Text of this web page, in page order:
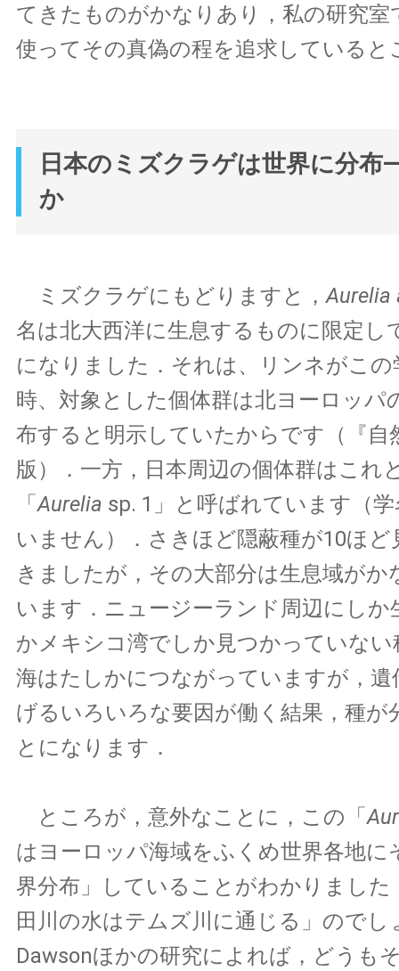
てきたものがかなりあり，私の研究室
使ってその真偽の程を追求していると
日本のミズクラゲは世界に分布
か
ミズクラゲにもどりますと，Aurelia
名は北大西洋に生息するものに限定し
になりました．それは、リンネがこの
時、対象とした個体群は北ヨーロッパ
布すると明示していたからです（『自
版）．一方，日本周辺の個体群はこれ
「Aurelia sp. 1」と呼ばれています（
いません）．さきほど隠蔽種が10ほ
きましたが，その大部分は生息域がか
います．ニュージーランド周辺にしか
かメキシコ湾でしか見つかっていな
海はたしかにつながっていますが，遺
げるいろいろな要因が働く結果，種が
とになります．
ところが，意外なことに，この「
はヨーロッパ海域をふくめ世界各地に
界分布」していることがわかりました
田川の水はテムズ川に通じる」のでし
Dawsonほかの研究によれば，どうも